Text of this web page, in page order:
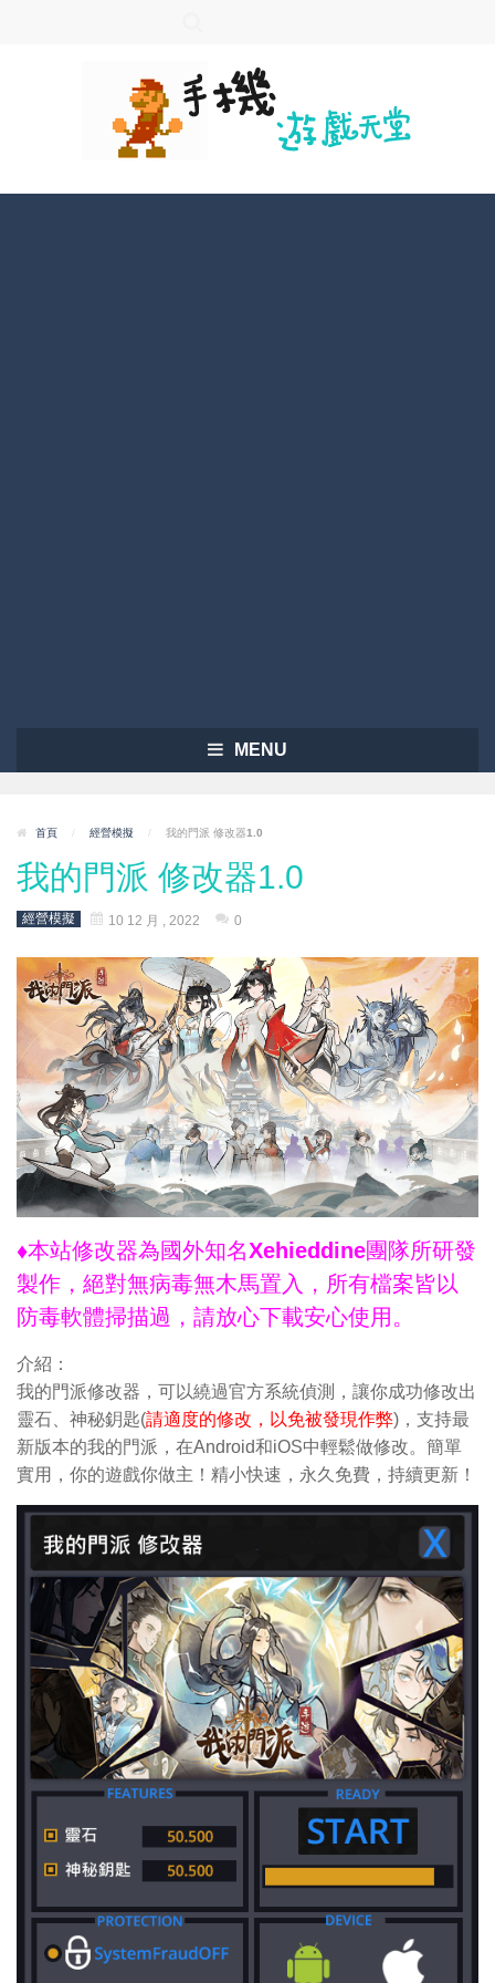
MENU
首頁 / 經營模擬 / 我的門派 修改器1.0
我的門派 修改器1.0
經營模擬 10 12 月 , 2022 0
♦本站修改器為國外知名Xehieddine團隊所研發
製作，絕對無病毒無木馬置入，所有檔案皆以
防毒軟體掃描過，請放心下載安心使用。
介紹：
我的門派修改器，可以繞過官方系統偵測，讓你成功修改出
靈石、神秘鈅匙(請適度的修改，以免被發現作弊)，支持最
新版本的我的門派，在Android和iOS中輕鬆做修改。簡單
實用，你的遊戲你做主！精小快速，永久免費，持續更新！